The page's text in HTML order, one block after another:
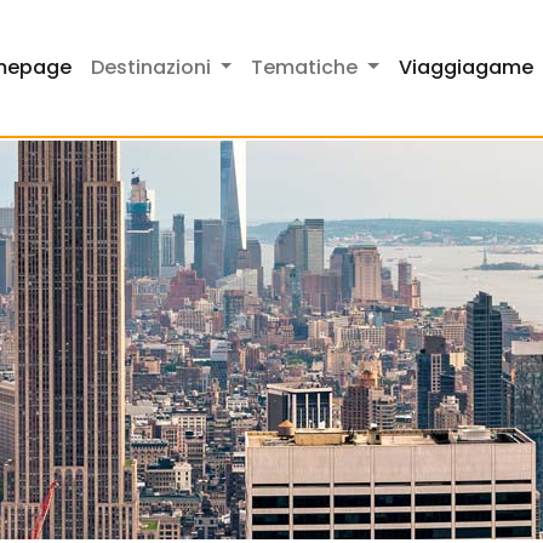
Destinazioni Tematiche Viaggiagame